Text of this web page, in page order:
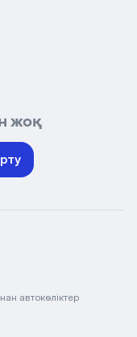
жоқ
автокөліктер